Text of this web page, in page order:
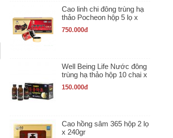
Cao linh chi đông trùng hạ
thảo Pocheon hộp 5 lọ x
50gr
750.000đ
Well Being Life Nước đông
trùng hạ thảo hộp 10 chai x
100ml
150.000đ
Cao hồng sâm 365 hộp 2 lọ
x 240gr